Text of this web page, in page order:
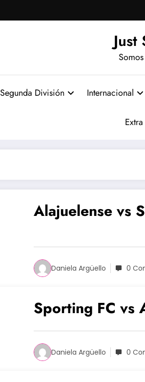
Just
Segunda División Internacional
Alajuelense vs
Daniela Argüello 0
Sporting FC vs
Daniela Argüello 0